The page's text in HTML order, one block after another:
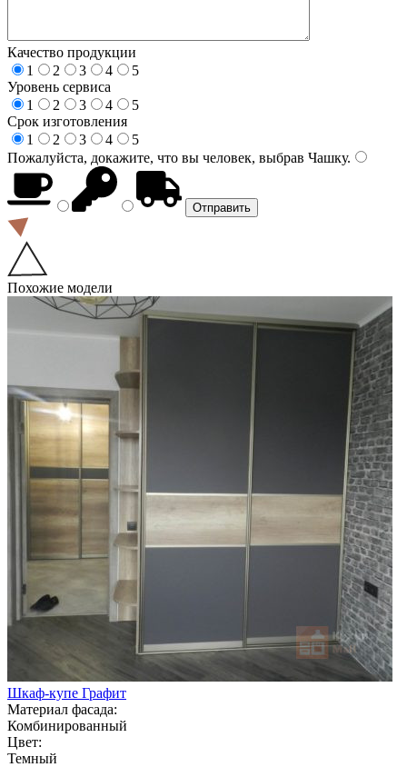
Качество продукции
1
2 3 4
5
Уровень сервиса
1
2 3 4
5
Срок изготовления
1
2 3 4
5
Пожалуйста, докажите, что вы человек, выбрав Чашку.
Похожие модели
Шкаф-купе Графит
Материал фасада:
Комбинированный
Цвет:
Темный